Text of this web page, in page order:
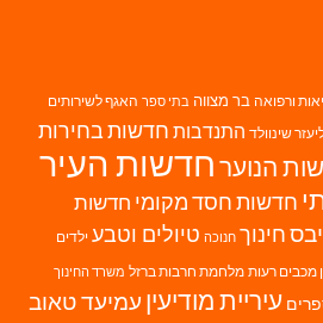
ורפואה בר מצווה בתי ספר האגף לשירותים
שינוולד התנדבות חדשות בחירות
הנוערחדשות העיר
חדשות חסד מקומי חדשות
חינוך חנוכה טיולים וטבע ילדים
מכבים רעות מלחמת חרבות ברזל משרד החינוך
עיריית מודיעין עמיעד טאוב